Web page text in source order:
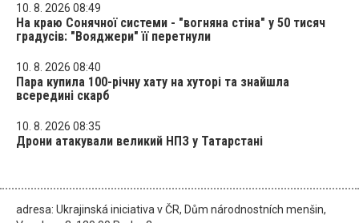
10. 8. 2026 08:49
На краю Сонячної системи - "вогняна стіна" у 50 тисяч
градусів: "Вояджери" її перетнули
10. 8. 2026 08:40
Пара купила 100-річну хату на хуторі та знайшла
всередині скарб
10. 8. 2026 08:35
Дрони атакували великий НПЗ у Татарстані
adresa: Ukrajinská iniciativa v ČR, Dům národnostních menšin,